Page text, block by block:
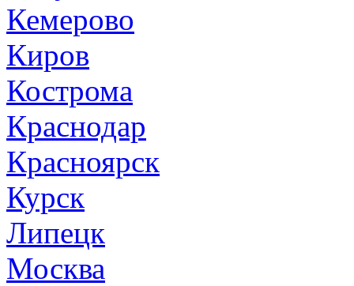
Кемерово
Киров
Кострома
Краснодар
Красноярск
Курск
Липецк
Москва